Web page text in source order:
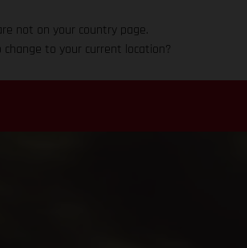
not on your country page.
change to your current location?